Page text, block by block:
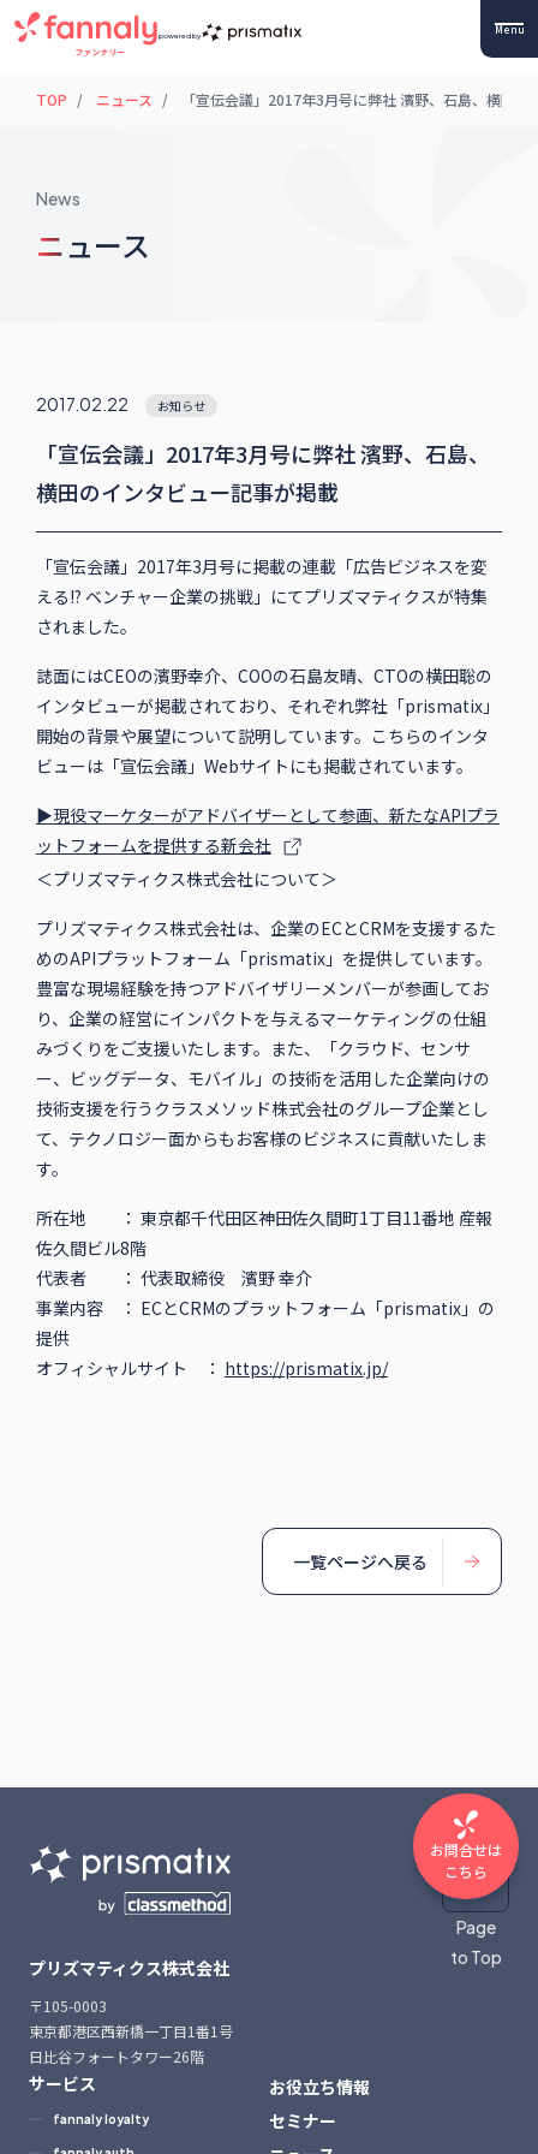
powered by Menu
TOP ニュース 「宣伝会議」2017年3月号に弊社 濱野、石島、横田
News
ニュース
2017.02.22 お知らせ
「宣伝会議」2017年3月号に弊社 濱野、石島、
横田のインタビュー記事が掲載
「宣伝会議」2017年3月号に掲載の連載「広告ビジネスを変
える!? ベンチャー企業の挑戦」にてプリズマティクスが特集
されました。
誌面にはCEOの濱野幸介、COOの石島友晴、CTOの横田聡の
インタビューが掲載されており、それぞれ弊社「prismatix」
開始の背景や展望について説明しています。こちらのインタ
ビューは「宣伝会議」Webサイトにも掲載されています。
▶現役マーケターがアドバイザーとして参画、新たなAPIプラ
ットフォームを提供する新会社
＜プリズマティクス株式会社について＞
プリズマティクス株式会社は、企業のECとCRMを支援するた
めのAPIプラットフォーム「prismatix」を提供しています。
豊富な現場経験を持つアドバイザリーメンバーが参画してお
り、企業の経営にインパクトを与えるマーケティングの仕組
みづくりをご支援いたします。また、「クラウド、センサ
ー、ビッグデータ、モバイル」の技術を活用した企業向けの
技術支援を行うクラスメソッド株式会社のグループ企業とし
て、テクノロジー面からもお客様のビジネスに貢献いたしま
す。
所在地 ： 東京都千代田区神田佐久間町1丁目11番地 産報
佐久間ビル8階
代表者 ： 代表取締役 濱野 幸介
事業内容 ： ECとCRMのプラットフォーム「prismatix」の
提供
オフィシャルサイト ： https://prismatix.jp/
一覧ページへ戻る
プリズマティクス株式会社
〒105-0003
東京都港区西新橋一丁目1番1号
日比谷フォートタワー26階
サービス
fannaly loyalty
お役立ち情報
セミナー
Page
to Top
お問合せは
こちら